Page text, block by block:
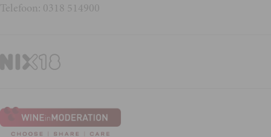
Telefoon: 0318 514900